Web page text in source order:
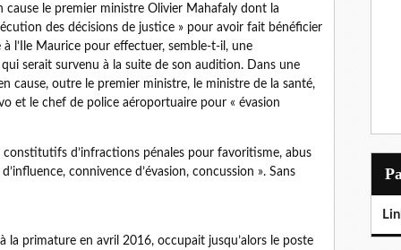
cause le premier ministre Olivier Mahafaly dont la
des décisions de justice » pour avoir fait bénéficier
l’Ile Maurice pour effectuer, semble-t-il, une
serait survenu à la suite de son audition. Dans une
cause, outre le premier ministre, le ministre de la santé,
et le chef de police aéroportuaire pour « évasion
constitutifs d’infractions pénales pour favoritisme, abus
connivence d’évasion, concussion ». Sans
la primature en avril 2016, occupait jusqu’alors le poste